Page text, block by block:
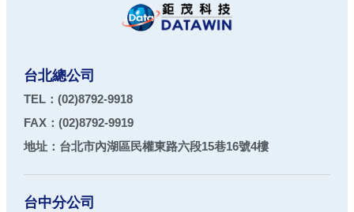
台北總公司
TEL： (02)8792-9918
FAX： (02)8792-9919
地址： 台北市內湖區民權東路六段15巷16號4樓
台中分公司